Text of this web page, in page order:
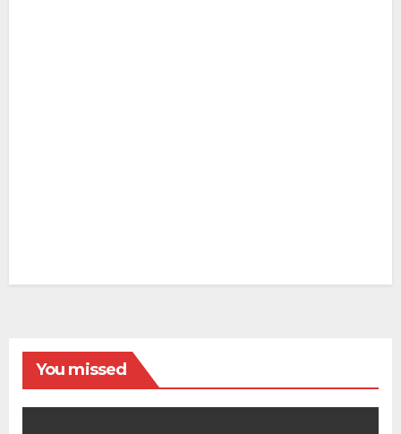
You missed